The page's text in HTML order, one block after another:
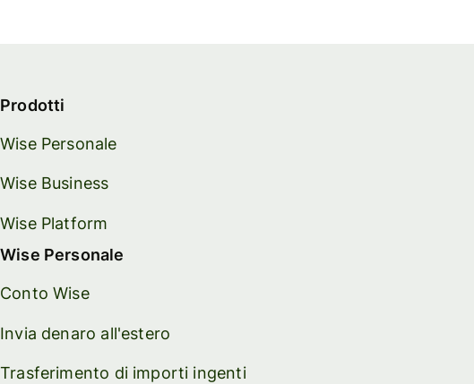
Prodotti
Wise Personale
Wise Business
Wise Platform
Wise Personale
Conto Wise
Invia denaro all'estero
Trasferimento di importi ingenti